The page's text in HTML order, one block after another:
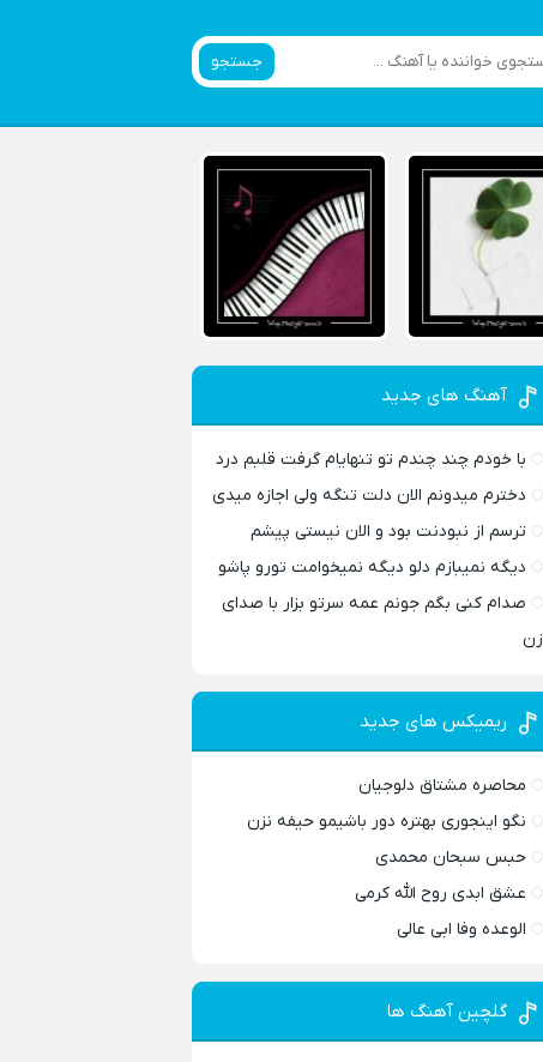
جستجو
آهنگ های جدید
با خودم چند چندم تو تنهایام گرفت قلبم درد
دخترم میدونم الان دلت تنگه ولی اجازه میدی
ترسم از نبودنت بود و الان نیستی پیشم
دیگه نمیبازم دلو دیگه نمیخوامت تورو پاشو
صدام کنی بگم جونم عمه سرتو بزار با صدای
زن
ریمیکس های جدید
محاصره مشتاق دلوجیان
نگو اینجوری بهتره دور باشیمو حیفه نزن
حبس سبحان محمدی
عشق ابدی روح الله کرمی
الوعده وفا ابی عالی
گلچین آهنگ ها